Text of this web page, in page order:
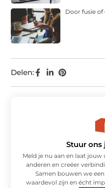
Delen:
Door fusie
Stuur ons
Meld je nu aan en laat
anderen en creëer
Samen bouwen we
waardevol zijn en écht